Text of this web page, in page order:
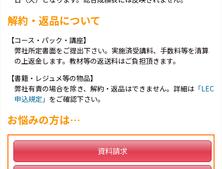
解約・返品について
【コース・パック・講座】
弊社所定書面をご提出下さい。実施済受講料、手数料等を清算
の上返金します。教材等の返送料はご負担頂きます。
【書籍・レジュメ等の物品】
弊社有責の場合を除き、解約・返品はできません。詳細は 「LEC
申込規定」 をご確認下さい。
お悩みの方は…
資料請求